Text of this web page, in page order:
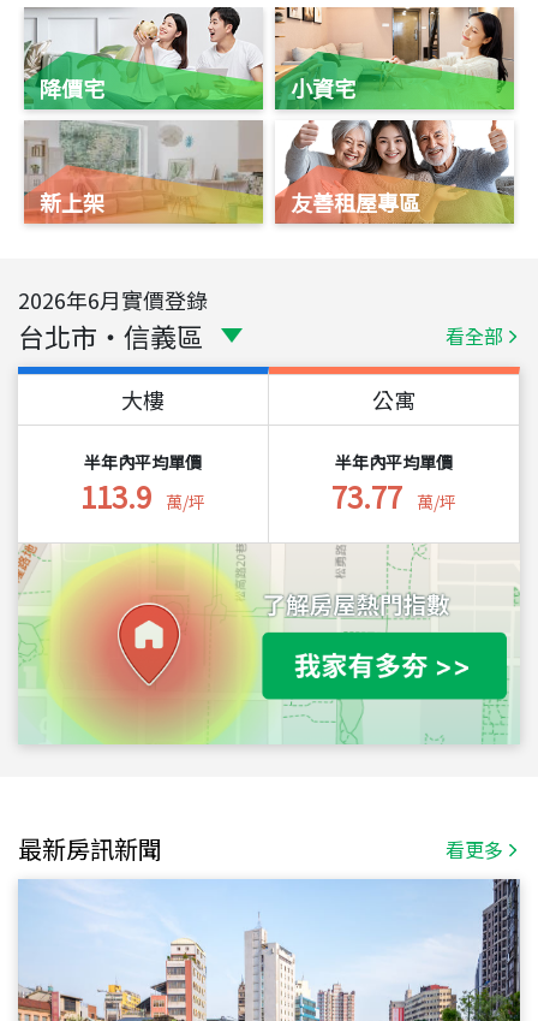
降價宅
新上架
小資宅
友善租屋專區
2026年6月實價登錄
台北市 ・ 信義區 看全部
大樓
半年內平均單價
113.9 萬/坪
公寓
半年內平均單價
73.77 萬/坪
最新房訊新聞 看更多